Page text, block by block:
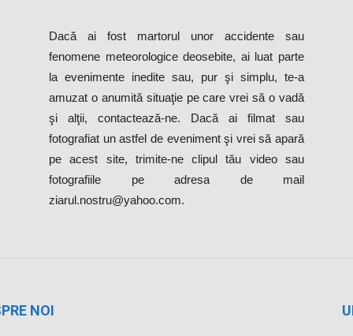
Dacă ai fost martorul unor accidente sau
fenomene meteorologice deosebite, ai luat parte
la evenimente inedite sau, pur şi simplu, te-a
amuzat o anumită situaţie pe care vrei să o vadă
şi alţii, contactează-ne. Dacă ai filmat sau
fotografiat un astfel de eveniment şi vrei să apară
pe acest site, trimite-ne clipul tău video sau
fotografiile pe adresa de mail
ziarul.nostru@yahoo.com.
NOI